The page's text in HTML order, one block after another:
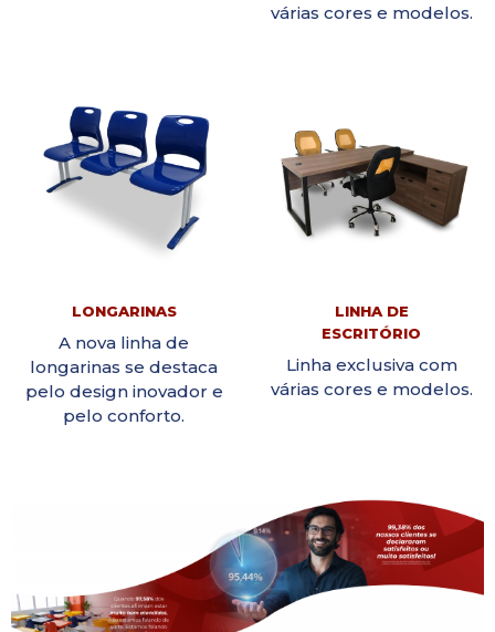
várias cores e modelos.
LONGARINAS
A nova linha de
longarinas se destaca
pelo design inovador e
pelo conforto.
LINHA DE
ESCRITÓRIO
Linha exclusiva com
várias cores e modelos.